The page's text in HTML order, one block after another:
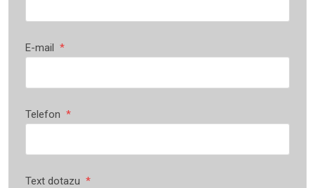
E-mail *
Telefon *
Text dotazu *